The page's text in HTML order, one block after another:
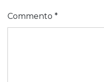
Commento *